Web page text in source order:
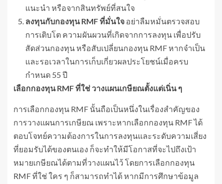
แนะนำ หรือจากสินทรัพย์ที่สนใจ
ลงทุนกับกองทุนRMF ที่มั่นใจ อย่าลืมหมั่นตรวจสอบ
การเติบโต ความผันผวนที่เกิดจากการลงทุน เพื่อปรับ
สัดส่วนกองทุน หรือสับเปลี่ยนกองทุน RMF หากจำเป็น
และรอเวลาในการเก็บเกี่ยวผลประโยชน์เมื่อครบ
กำหนด 55 ปี
เลือกกองทุนRMF ที่ใช่ วางแผนเกษียณตั้งแต่เนิ่น ๆ
การเลือกกองทุน RMF นั้นถือเป็นหนึ่งในเรื่องสำคัญของ
การวางแผนการเกษียณ เพราะหากเลือกกองทุน RMF ได้
ตอบโจทย์ความต้องการในการลงทุนและระดับความเสี่ยง
ที่ยอมรับได้ของตนเอง ก็จะทำให้มีโอกาสที่จะไปถึงเป้า
หมายเกษียณได้ตามที่วางแผนไว้ โดยการเลือกกองทุน
RMF ที่ใช่ ใคร ๆ ก็สามารถทำได้ หากมีการศึกษาข้อมูล